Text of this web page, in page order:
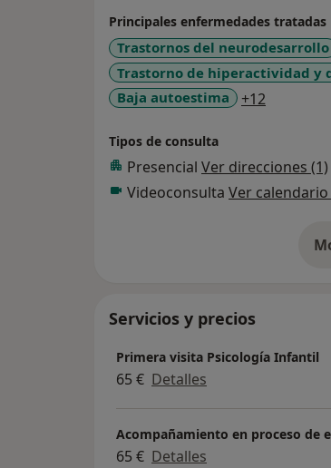
Principales enfermedades tratadas
Trastornos del neurodesarrollo
Trastorno de hiperactividad y
Baja autoestima
+12
Tipos de consulta
Presencial Ver direcciones (1)
Videoconsulta Ver
Servicios y precios
Primera visita Psicología Infantil
65 € Detalles
Acompañamiento en proceso de
65 € Detalles